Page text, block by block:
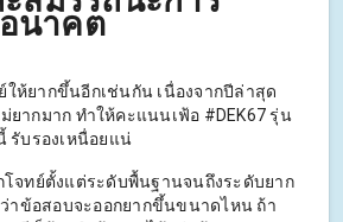
นาคต
ห้ยากขึ้นอีกเช่นกัน เนื่องจากปีล่าสุด
ยากมาก ทำให้คะแนนเฟ้อ #DEK67 รุ่น
รับรองเหนื่อยแน่
โจทย์ตั้งแต่ระดับพื้นฐานจนถึงระดับยาก
ว่าข้อสอบจะออกยากขึ้นขนาดไหน ถ้า